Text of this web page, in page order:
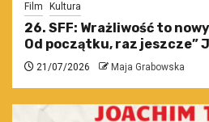
Film Kultura
26. SFF: Wrażliwość to
Od początku, raz jeszcze”
21/07/2026 Maja Grabowska